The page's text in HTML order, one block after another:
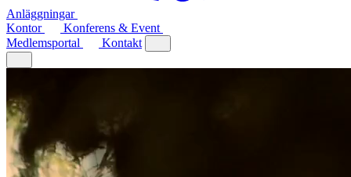
Anläggningar
Kontor
Konferens & Event
Medlemsportal
Kontakt